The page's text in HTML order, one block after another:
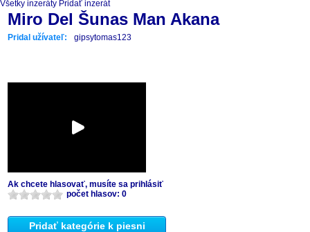
Všetky inzeráty Pridať inzerát
Miro Del Šunas Man Akana
Pridal užívateľ: gipsytomas123
Ak chcete hlasovať, musíte sa prihlásiť
počet hlasov: 0
Pridať kategórie k piesni